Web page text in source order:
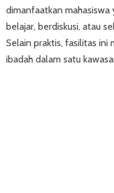
dimanfaatkan mahasiswa
belajar, berdiskusi, atau
Selain praktis, fasilitas ini
ibadah dalam satu